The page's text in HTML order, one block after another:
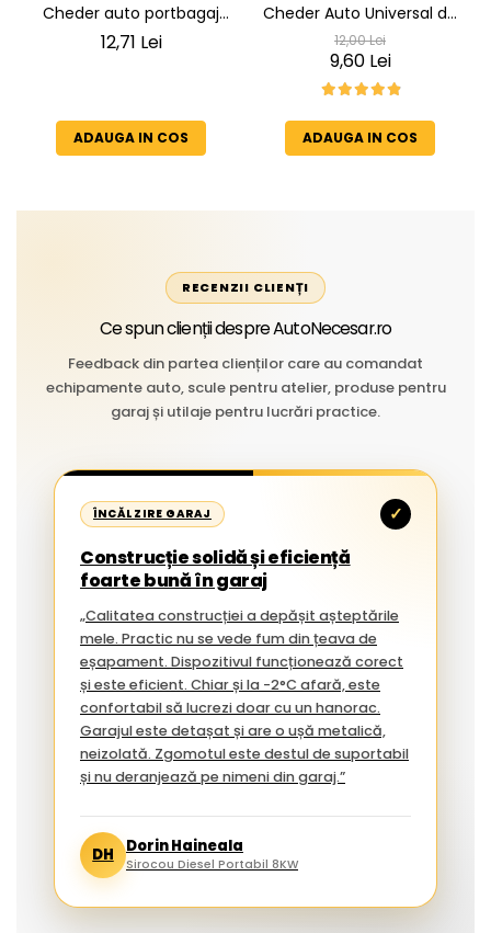
Cheder auto portbagaj
Cheder de Etanșare
Aplicații Vânzare la Metru
Liniar
12,71 Lei
ADAUGA IN COS
Cheder Auto Universal de
Etanșare Uși rezistent la
intemperii, raze UV,
îmbătrânire și temperaturi
12,00 Lei
9,60 Lei
ADAUGA IN COS
RECENZII CLIENȚI
Ce spun clienții despre AutoNecesar.ro
Feedback din partea clienților care au comandat
echipamente auto, scule pentru atelier, produse pentru
garaj și utilaje pentru lucrări practice.
ÎNCĂLZIRE GARAJ ✓
Construcție solidă și eficiență
foarte bună în garaj
„Calitatea construcției a depășit așteptările
mele. Practic nu se vede fum din țeava de
eșapament. Dispozitivul funcționează corect
și este eficient. Chiar și la -2°C afară, este
confortabil să lucrezi doar cu un hanorac.
Garajul este detașat și are o ușă metalică,
neizolată. Zgomotul este destul de suportabil
și nu deranjează pe nimeni din garaj.”
DH Dorin Haineala
Sirocou Diesel Portabil 8KW